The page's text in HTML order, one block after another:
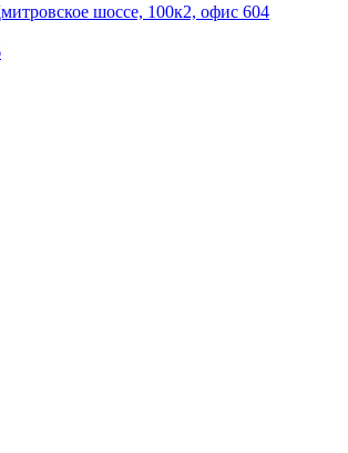
шоссе, 100к2, офис 604